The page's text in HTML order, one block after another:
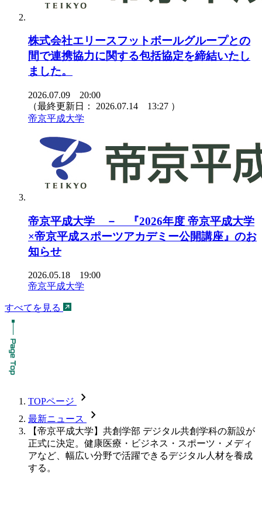
株式会社エリースフットボールグループとの
間で連携協力に関する包括協定を締結いたし
ました。
2026.07.09 20:00
（最終更新日： 2026.07.14 13:27 ）
帝京平成大学
帝京平成大学 － 『2026年度 帝京平成大学
×帝京平成スポーツアカデミー公開講座』のお
知らせ
2026.05.18 19:00
帝京平成大学
すべてを見る
TOPページ chevron_forward
最新ニュース chevron_forward
【帝京平成大学】共創学部 デジタル共創学科の新設が
正式に決定。健康医療・ビジネス・スポーツ・メディ
アなど、幅広い分野で活躍できるデジタル人材を養成
する。